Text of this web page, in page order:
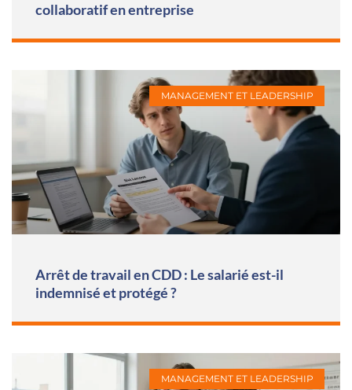
collaboratif en entreprise
MANAGEMENT ET LEADERSHIP
Arrêt de travail en CDD : Le salarié est-il
indemnisé et protégé ?
MANAGEMENT ET LEADERSHIP